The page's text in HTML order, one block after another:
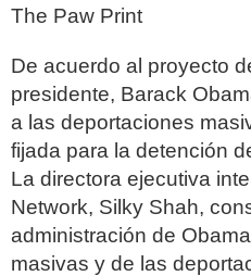
The Paw Print
De acuerdo al proyecto
presidente, Barack
a las deportaciones
fijada para la detención
La directora ejecutiva
Network, Silky Shah,
administración de
masivas y de las